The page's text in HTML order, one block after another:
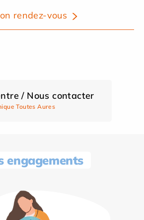
rendez-vous
/ Nous contacter
Toutes Aures
engagements